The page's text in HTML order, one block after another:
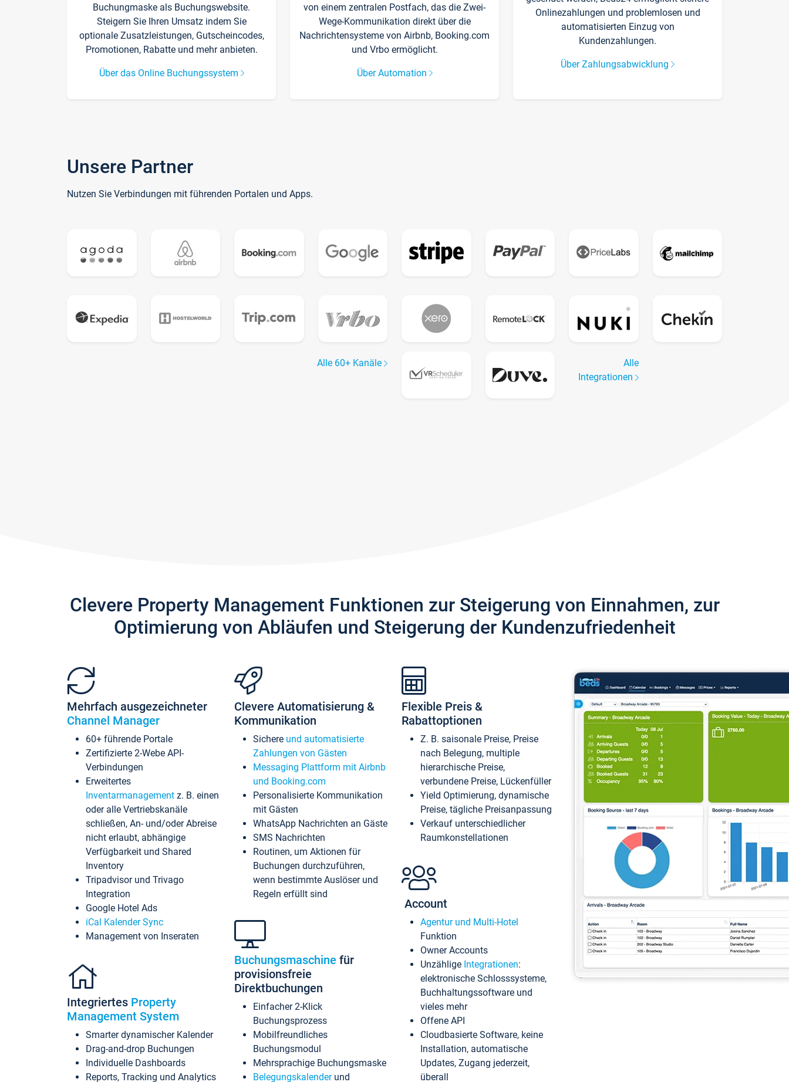
Buchungmaske als Buchungswebsite.
Steigern Sie Ihren Umsatz indem Sie
optionale Zusatzleistungen, Gutscheincodes,
Promotionen, Rabatte und mehr anbieten.
Über das Online Buchungssystem
von einem zentralen Postfach, das die Zwei-
Wege-Kommunikation direkt über die
Nachrichtensysteme von Airbnb, Booking.com
und Vrbo ermöglicht.
Über Automation
Onlinezahlungen und problemlosen und
automatisierten Einzug von
Kundenzahlungen.
Über Zahlungsabwicklung
Unsere Partner
Nutzen Sie Verbindungen mit führenden Portalen und Apps.
Alle 60+ Kanäle
Alle
Integrationen
Clevere Property Management Funktionen zur Steigerung von Einnahmen, zur
Optimierung von Abläufen und Steigerung der Kundenzufriedenheit
Mehrfach ausgezeichneter
Channel Manager
60+ führende Portale
Zertifizierte 2-Webe API-
Verbindungen
Erweitertes
Inventarmanagement z. B. einen
oder alle Vertriebskanäle
schließen, An- und/oder Abreise
nicht erlaubt, abhängige
Verfügbarkeit und Shared
Inventory
Tripadvisor und Trivago
Integration
Google Hotel Ads
iCal Kalender Sync
Management von Inseraten
Integriertes Property
Management System
Smarter dynamischer Kalender
Drag-and-drop Buchungen
Individuelle Dashboards
Reports, Tracking und Analytics
Clevere Automatisierung &
Kommunikation
Sichere und automatisierte
Zahlungen von Gästen
Messaging Plattform mit Airbnb
und Booking.com
Personalisierte Kommunikation
mit Gästen
WhatsApp Nachrichten an Gäste
SMS Nachrichten
Routinen, um Aktionen für
Buchungen durchzuführen,
wenn bestimmte Auslöser und
Regeln erfüllt sind
Buchungsmaschine für
provisionsfreie
Direktbuchungen
Einfacher 2-Klick
Buchungsprozess
Mobilfreundliches
Buchungsmodul
Mehrsprachige Buchungsmaske
Belegungskalenderund
Flexible Preis &
Rabattoptionen
Z. B. saisonale Preise, Preise
nach Belegung, multiple
hierarchische Preise,
verbundene Preise, Lückenfüller
Yield Optimierung, dynamische
Preise, tägliche Preisanpassung
Verkauf unterschiedlicher
Raumkonstellationen
Account
Agentur und Multi-Hotel
Funktion
Owner Accounts
Unzählige Integrationen:
elektronische Schlosssysteme,
Buchhaltungssoftware und
vieles mehr
Offene API
Cloudbasierte Software, keine
Installation, automatische
Updates, Zugang jederzeit,
überall